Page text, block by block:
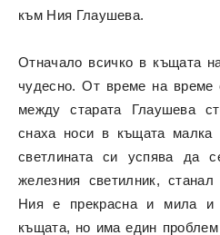
към Ния Глаушева.
Отначало всичко в къщата
чудесно. От време на време
между старата Глаушева
снаха носи в къщата малка
светлината си успява да
железния светилник,
Ния е прекрасна и мила и
къщата, но има един